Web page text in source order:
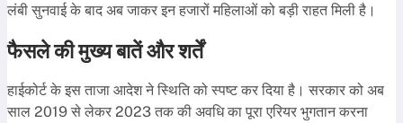
लंबी सुनवाई के बाद अब जाकर इन हजारों महिलाओं को बड़ी राहत मिली है।
फैसले की मुख्य बातें और शर्तें
हाईकोर्ट के इस ताजा आदेश ने स्थिति को स्पष्ट कर दिया है। सरकार को अब
साल 2019 से लेकर 2023 तक की अवधि का पूरा एरियर भुगतान करना